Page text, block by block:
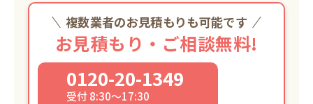
複数業者のお見積もりも可能です
お見積もり・ご相談無料!
0120-20-1349
受付 8:30～17:30